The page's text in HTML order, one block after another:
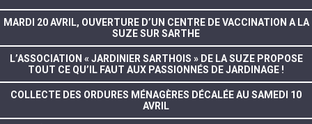
MARDI 20 AVRIL, OUVERTURE D’UN CENTRE DE VACCINATION A LA
SUZE SUR SARTHE
L’ASSOCIATION « JARDINIER SARTHOIS » DE LA SUZE PROPOSE
TOUT CE QU’IL FAUT AUX PASSIONNÉS DE JARDINAGE !
COLLECTE DES ORDURES MÉNAGÈRES DÉCALÉE AU SAMEDI 10
AVRIL